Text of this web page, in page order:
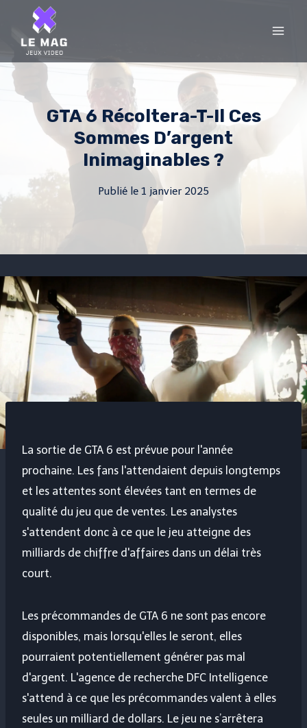
content
GTA 6 Récoltera-T-Il Ces
Sommes D’argent
Inimaginables ?
Publié le 1 janvier 2025
La sortie de GTA 6 est prévue pour l'année
prochaine. Les fans l'attendaient depuis longtemps
et les attentes sont élevées tant en termes de
qualité du jeu que de ventes. Les analystes
s'attendent donc à ce que le jeu atteigne des
milliards de chiffre d'affaires dans un délai très
court.
Les précommandes de GTA 6 ne sont pas encore
disponibles, mais lorsqu'elles le seront, elles
pourraient potentiellement générer pas mal
d'argent. L'agence de recherche DFC Intelligence
s'attend à ce que les précommandes valent à elles
seules un milliard de dollars. Le jeu ne s’arrêtera